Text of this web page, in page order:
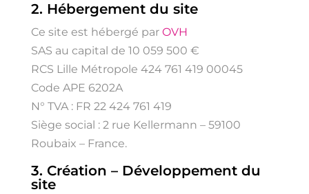
2. Hébergement du site
Ce site est hébergé par OVH
SAS au capital de 10 059 500 €
RCS Lille Métropole 424 761 419 00045
Code APE 6202A
N° TVA : FR 22 424 761 419
Siège social : 2 rue Kellermann – 59100
Roubaix – France.
3. Création – Développement du
site